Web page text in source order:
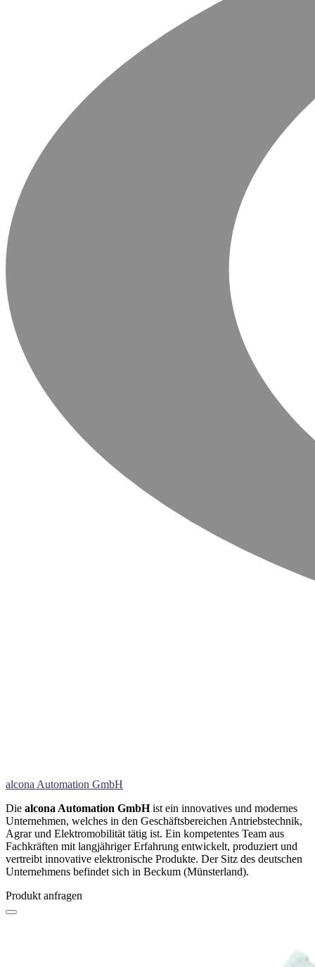
alcona Automation GmbH
Die alcona Automation GmbHist ein innovatives und modernes
Unternehmen, welches in den Geschäftsbereichen Antriebstechnik,
Agrar und Elektromobilität tätig ist. Ein kompetentes Team aus
Fachkräften mit langjähriger Erfahrung entwickelt, produziert und
vertreibt innovative elektronische Produkte. Der Sitz des deutschen
Unternehmens befindet sich in Beckum (Münsterland).
Produkt anfragen